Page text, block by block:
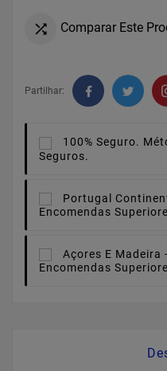
 Comparar Este
Partilhar:
100% Seguro.
Seguros.
Portugal
Encomendas
Açores E Madeira -
Encomendas